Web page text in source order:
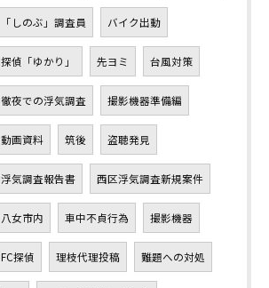
「しのぶ」調査員 バイク出動
探偵「ゆかり」 先ヨミ 台風対策
徹夜での浮気調査 撮影機器準備編
動画資料 筑後 盗聴発見
浮気調査報告書 西区浮気調査新規案件
八女市内 車中不貞行為 撮影機器
FC探偵 理枝代理投稿 難題への対処